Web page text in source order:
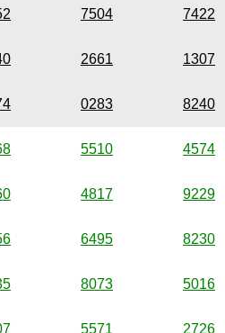
7504 7422
2661 1307
0283 8240
5510 4574
4817 9229
6495 8230
8073 5016
5571 2726